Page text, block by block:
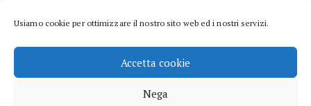
Usiamo cookie per ottimizzare il nostro sito web ed i nostri servizi.
Accetta cookie
Nega
CERCA NEL BLOG
Search
Search